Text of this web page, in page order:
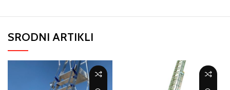
SRODNI ARTIKLI